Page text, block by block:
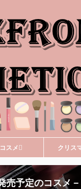
スメ クリス
売予定のコスメ－